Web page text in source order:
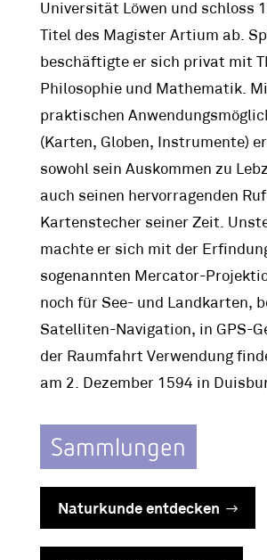
Universität Löwen und schloss
Titel des Magister Artium ab.
beschäftigte er sich privat mit
Philosophie und Mathematik.
praktischen
(Karten, Globen, Instrumente)
sowohl sein Auskommen zu
auch seinen hervorragenden
Kartenstecher seiner Zeit.
machte er sich mit der
sogenannten Mercator-
noch für See- und Landkarten,
Satelliten-Navigation, in GPS-
der Raumfahrt Verwendung
am 2. Dezember 1594 in
Sammlungen
Naturkunde entdecken